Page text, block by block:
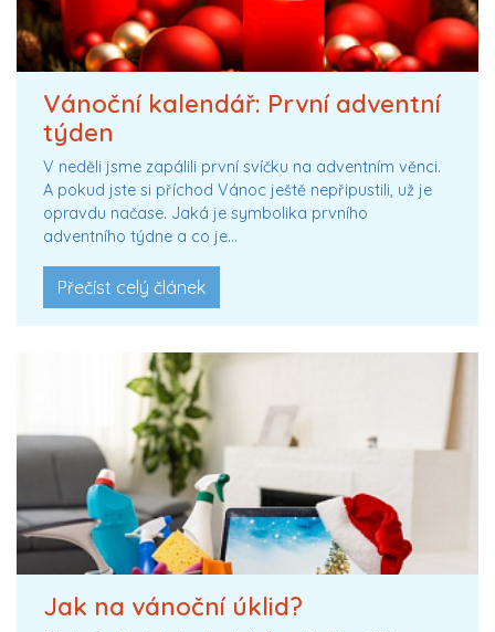
Vánoční kalendář: První adventní
týden
V neděli jsme zapálili první svíčku na adventním věnci.
A pokud jste si příchod Vánoc ještě nepřipustili, už je
opravdu načase. Jaká je symbolika prvního
adventního týdne a co je…
Přečíst celý článek
Jak na vánoční úklid?